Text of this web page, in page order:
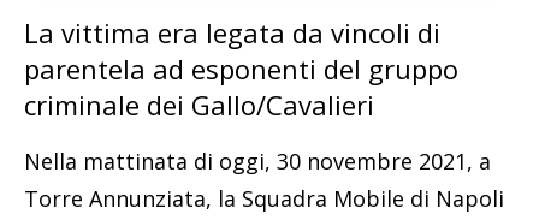
La vittima era legata da vincoli di
parentela ad esponenti del gruppo
criminale dei Gallo/Cavalieri
Nella mattinata di oggi, 30 novembre 2021, a
Torre Annunziata, la Squadra Mobile di Napoli